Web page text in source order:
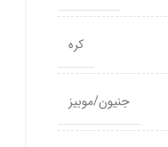
کره
جنیون/موبیز